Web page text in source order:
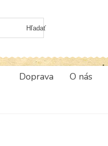
Hľadať
Doprava O nás